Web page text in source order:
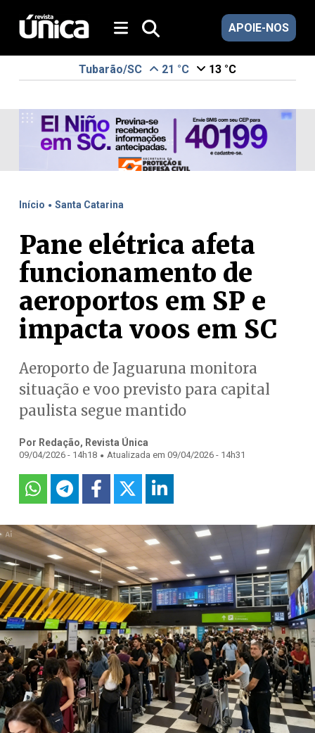
APOIE-NOS
Tubarão/SC 21 °C 13 °C
Início . Santa Catarina
Pane elétrica afeta
funcionamento de
aeroportos em SP e
impacta voos em SC
Aeroporto de Jaguaruna monitora
situação e voo previsto para capital
paulista segue mantido
Por Redação, Revista Única
09/04/2026 - 14h18 . Atualizada em 09/04/2026 - 14h31